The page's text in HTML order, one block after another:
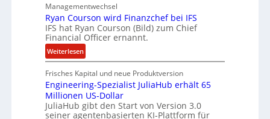
e
n
z
u
s
m
m
e
n
ö
s
e
g
e
l
d
z
a
h
Managementwechsel
Ryan Courson wird Finanzchef bei IFS
IFS hat Ryan Courson (Bild) zum Chief
Financial Officer ernannt.
Weiterlesen:
R
y
a
n
C
Frisches Kapital und neue Produktversion
Engineering-Spezialist JuliaHub erhält 65
Millionen US-Dollar
JuliaHub gibt den Start von Version 3.0
seiner agentenbasierten KI-Plattform für